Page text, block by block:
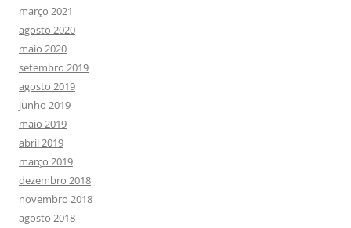
março 2021
agosto 2020
maio 2020
setembro 2019
agosto 2019
junho 2019
maio 2019
abril 2019
março 2019
dezembro 2018
novembro 2018
agosto 2018